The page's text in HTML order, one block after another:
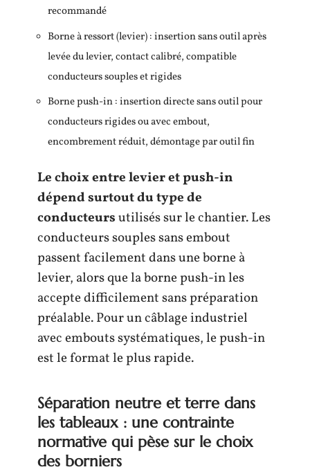
recommandé
Borne à ressort (levier) : insertion sans outil après
levée du levier, contact calibré, compatible
conducteurs souples et rigides
Borne push-in : insertion directe sans outil pour
conducteurs rigides ou avec embout,
encombrement réduit, démontage par outil fin
Le choix entre levier et push-in
dépend surtout du type de
conducteursutilisés sur le chantier. Les
conducteurs souples sans embout
passent facilement dans une borne à
levier, alors que la borne push-in les
accepte difficilement sans préparation
préalable. Pour un câblage industriel
avec embouts systématiques, le push-in
est le format le plus rapide.
Séparation neutre et terre dans
les tableaux : une contrainte
normative qui pèse sur le choix
des borniers